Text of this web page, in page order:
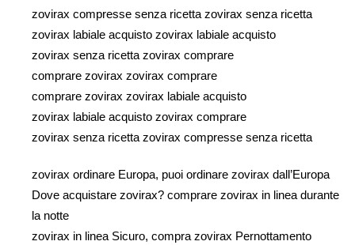
zovirax compresse senza ricetta zovirax senza ricetta
zovirax labiale acquisto zovirax labiale acquisto
zovirax senza ricetta zovirax comprare
comprare zovirax zovirax comprare
comprare zovirax zovirax labiale acquisto
zovirax labiale acquisto zovirax comprare
zovirax senza ricetta zovirax compresse senza ricetta
zovirax ordinare Europa, puoi ordinare zovirax dall’Europa
Dove acquistare zovirax? comprare zovirax in linea durante
la notte
zovirax in linea Sicuro, compra zovirax Pernottamento